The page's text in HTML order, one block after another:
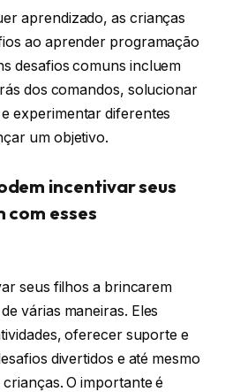
aprendizado, as crianças
ao aprender programação
desafios comuns incluem
dos comandos, solucionar
experimentar diferentes
um objetivo.
incentivar seus
com esses
seus filhos a brincarem
várias maneiras. Eles
oferecer suporte e
divertidos e até mesmo
O importante é